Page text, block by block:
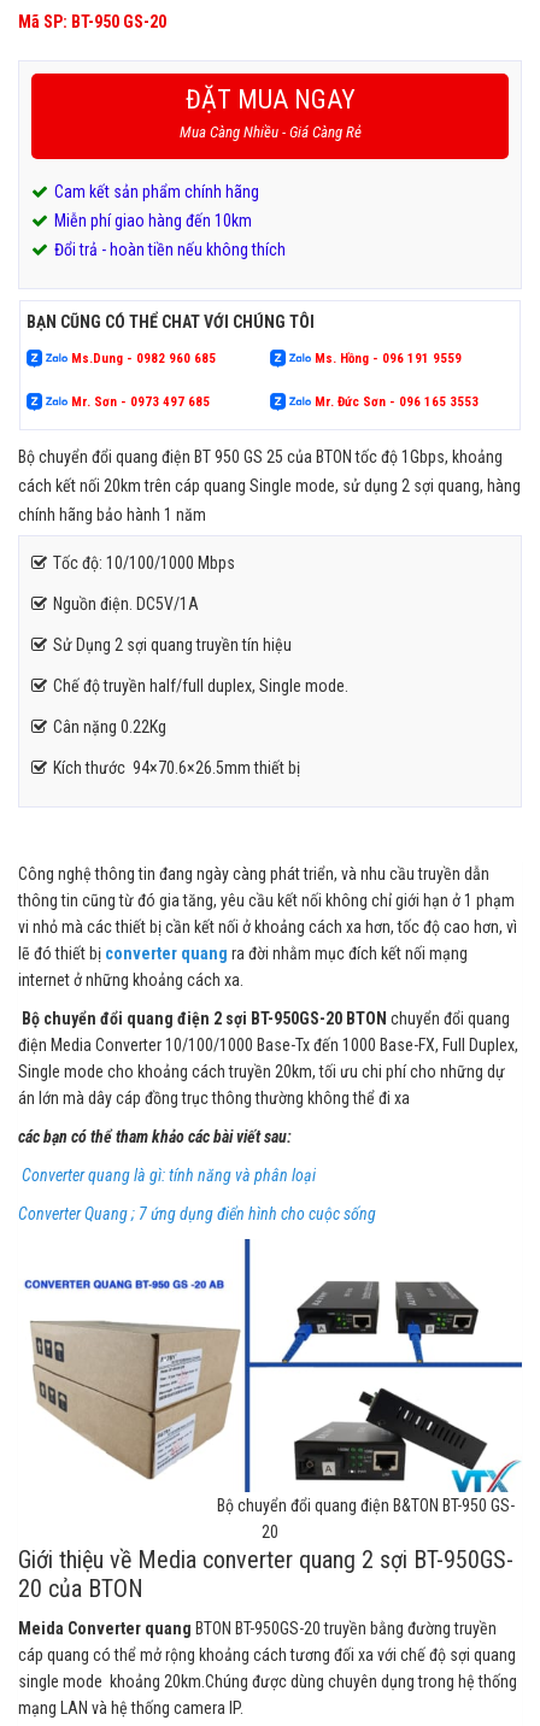
750,000₫.
là:
680,000₫.
Mã SP: BT-950 GS-20
ĐẶT MUA NGAY
Mua Càng Nhiều - Giá Càng Rẻ
Cam kết sản phẩm chính hãng
Miễn phí giao hàng đến 10km
Đổi trả - hoàn tiền nếu không thích
BẠN CŨNG CÓ THỂ CHAT VỚI CHÚNG TÔI
Ms.Dung - 0982 960 685 Ms. Hồng - 096 191 9559
Mr. Sơn - 0973 497 685 Mr. Đức Sơn - 096 165 3553
Bộ chuyển đổi quang điện BT 950 GS 25 của BTON tốc độ 1Gbps, khoảng
cách kết nối 20km trên cáp quang Single mode, sử dụng 2 sợi quang, hàng
chính hãng bảo hành 1 năm
Tốc độ: 10/100/1000 Mbps
Nguồn điện. DC5V/1A
Sử Dụng 2 sợi quang truyền tín hiệu
Chế độ truyền half/full duplex, Single mode.
Cân nặng 0.22Kg
Kích thước 94×70.6×26.5mm thiết bị
Công nghệ thông tin đang ngày càng phát triển, và nhu cầu truyền dẫn
thông tin cũng từ đó gia tăng, yêu cầu kết nối không chỉ giới hạn ở 1 phạm
vi nhỏ mà các thiết bị cần kết nối ở khoảng cách xa hơn, tốc độ cao hơn, vì
lẽ đó thiết bị converter quang ra đời nhằm mục đích kết nối mạng
internet ở những khoảng cách xa.
Bộ chuyển đổi quang điện 2 sợi BT-950GS-20 BTON chuyển đổi quang
điện Media Converter 10/100/1000 Base-Tx đến 1000 Base-FX, Full Duplex,
Single mode cho khoảng cách truyền 20km, tối ưu chi phí cho những dự
án lớn mà dây cáp đồng trục thông thường không thể đi xa
các bạn có thể tham khảo các bài viết sau:
Converter quang là gì: tính năng và phân loại
Converter Quang ; 7 ứng dụng điển hình cho cuộc sống
Bộ chuyển đổi quang điện B&TON BT-950 GS-
20
Giới thiệu về Media converter quang 2 sợi BT-950GS-
20 của BTON
Meida Converter quang BTON BT-950GS-20 truyền bằng đường truyền
cáp quang có thể mở rộng khoảng cách tương đối xa với chế độ sợi quang
single mode khoảng 20km.Chúng được dùng chuyên dụng trong hệ thống
mạng LAN và hệ thống camera IP.